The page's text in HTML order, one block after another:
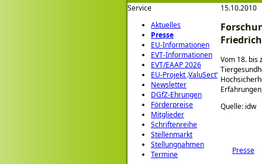
Service
Aktuelles
Presse
EU-Informationen
EVT-Informationen
EVT/EAAP 2026
EU-Projekt ‚ValuSect‘
Newsletter
DGfZ-Ehrungen
Förderpreise
Mitglieder
Schriftenreihe
Stellenmarkt
Stellungnahmen
Termine
15.10.2010
Vom 18. bis
Quelle: idw
Presse